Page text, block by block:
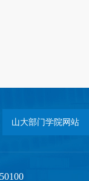
山大部门学院网站